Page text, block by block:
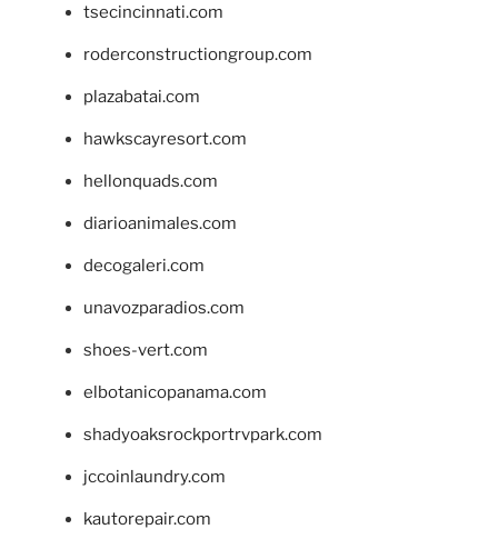
tsecincinnati.com
roderconstructiongroup.com
plazabatai.com
hawkscayresort.com
hellonquads.com
diarioanimales.com
decogaleri.com
unavozparadios.com
shoes-vert.com
elbotanicopanama.com
shadyoaksrockportrvpark.com
jccoinlaundry.com
kautorepair.com